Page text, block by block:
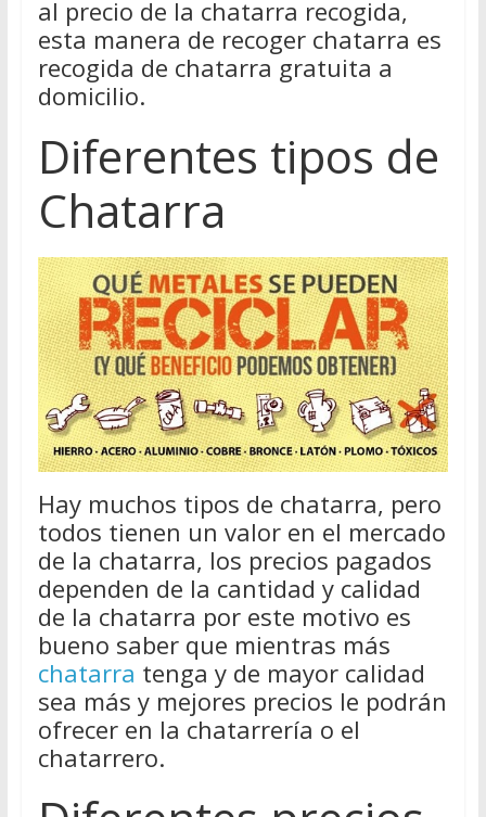
al precio de la chatarra recogida,
esta manera de recoger chatarra es
recogida de chatarra gratuita a
domicilio.
Diferentes tipos de
Chatarra
Hay muchos tipos de chatarra, pero
todos tienen un valor en el mercado
de la chatarra, los precios pagados
dependen de la cantidad y calidad
de la chatarra por este motivo es
bueno saber que mientras más
chatarra tenga y de mayor calidad
sea más y mejores precios le podrán
ofrecer en la chatarrería o el
chatarrero.